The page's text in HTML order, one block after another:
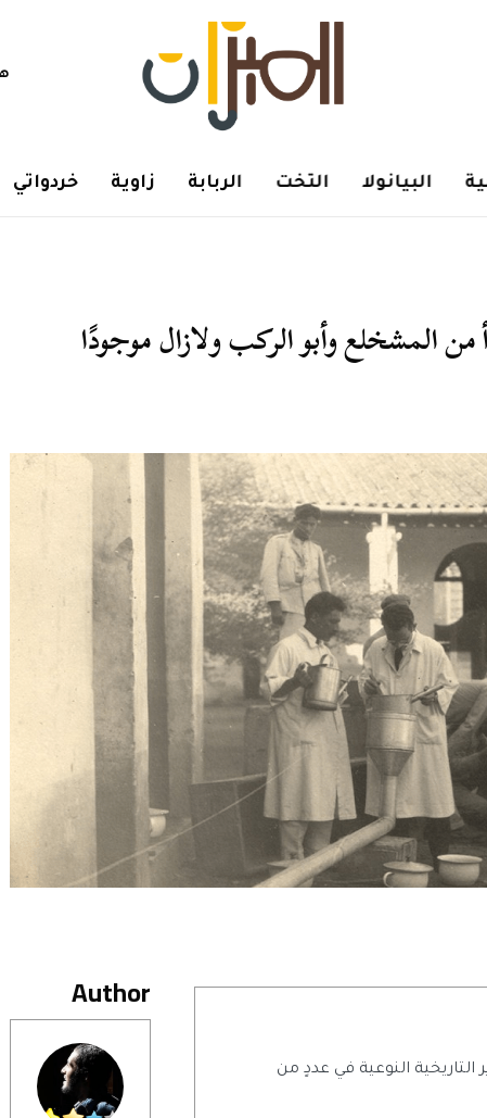
البيانولا التخت الربابة زاوية خردواتي
المشخلع وأبو الركب ولازال موجودًا
Author
التاريخية النوعية في عددٍ من